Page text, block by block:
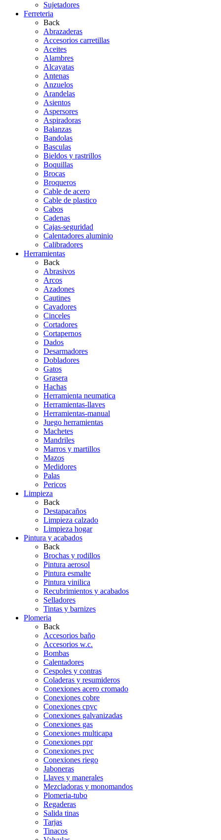
Sujetadores
Ferreteria
Back
Abrazaderas
Accesorios carretillas
Aceites
Alambres
Alcayatas
Antenas
Anzuelos
Arandelas
Asientos
Aspersores
Aspiradoras
Balanzas
Bandolas
Basculas
Bieldos y rastrillos
Boquillas
Brocas
Broqueros
Cable de acero
Cable de plastico
Cabos
Cadenas
Cajas-seguridad
Calentadores aluminio
Calibradores
Herramientas
Back
Abrasivos
Arcos
Azadones
Cautines
Cavadores
Cinceles
Cortadores
Cortapernos
Dados
Desarmadores
Dobladores
Gatos
Grasera
Hachas
Herramienta neumatica
Herramientas-llaves
Herramientas-manual
Juego herramientas
Machetes
Mandriles
Marros y martillos
Mazos
Medidores
Palas
Pericos
Limpieza
Back
Destapacaños
Limpieza calzado
Limpieza hogar
Pintura y acabados
Back
Brochas y rodillos
Pintura aerosol
Pintura esmalte
Pintura vinilica
Recubrimientos y acabados
Selladores
Tintas y barnizes
Plomeria
Back
Accesorios baño
Accesorios w.c.
Bombas
Calentadores
Cespoles y contras
Coladeras y resumideros
Conexiones acero cromado
Conexiones cobre
Conexiones cpvc
Conexiones galvanizadas
Conexiones gas
Conexiones multicapa
Conexiones ppr
Conexiones pvc
Conexiones riego
Jaboneras
Llaves y manerales
Mezcladoras y monomandos
Plomeria-tubo
Regaderas
Salida tinas
Tarjas
Tinacos